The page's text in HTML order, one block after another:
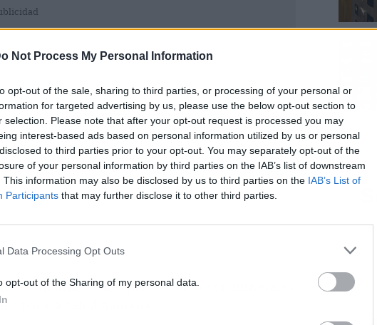
Not Process My Personal Information
opt-out of the sale, sharing to third parties, or processing of your personal or
for targeted advertising by us, please use the below opt-out section to
selection. Please note that after your opt-out request is processed you may
interest-based ads based on personal information utilized by us or personal
to third parties prior to your opt-out. You may separately opt-out of the
of your personal information by third parties on the IAB’s list of downstream
This information may also be disclosed by us to third parties on the IAB’s List of
Participants that may further disclose it to other third parties.
Data Processing Opt Outs
opt-out of the Sharing of my personal data.
submarinos enriquece el agua con minerales
para la salud humana.